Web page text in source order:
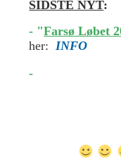
SIDSTE NYT:
- "Farsø Løbet
her: INFO
-